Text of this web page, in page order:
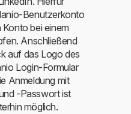
Benutzerkonto
bei einem
Anschließend
auf das Logo des
Login-Formular
Anmeldung mit
-Passwort ist
möglich.